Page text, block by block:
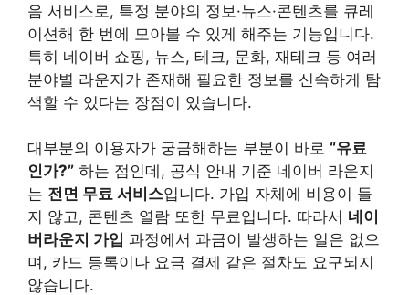
음 서비스로, 특정 분야의 정보·뉴스·콘텐츠를 큐레
이션해 한 번에 모아볼 수 있게 해주는 기능입니다.
특히 네이버 쇼핑, 뉴스, 테크, 문화, 재테크 등 여러
분야별 라운지가 존재해 필요한 정보를 신속하게 탐
색할 수 있다는 장점이 있습니다.
대부분의 이용자가 궁금해하는 부분이 바로 “유료
인가?” 하는 점인데, 공식 안내 기준 네이버 라운지
는 전면 무료 서비스입니다. 가입 자체에 비용이 들
지 않고, 콘텐츠 열람 또한 무료입니다. 따라서 네이
버라운지 가입 과정에서 과금이 발생하는 일은 없으
며, 카드 등록이나 요금 결제 같은 절차도 요구되지
않습니다.